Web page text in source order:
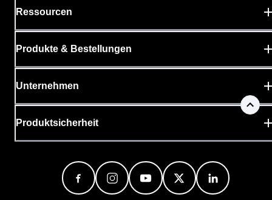
Ressourcen
Produkte & Bestellungen
Unternehmen
Produktsicherheit